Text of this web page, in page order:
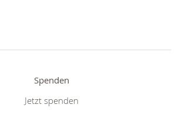
Spenden
Jetzt spenden